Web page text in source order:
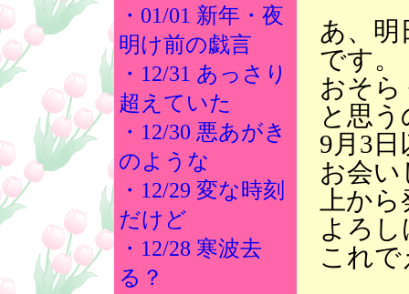
・01/01 新年・夜
明け前の戯言
・12/31 あっさり
超えていた
・12/30 悪あがき
のような
・12/29 変な時刻
だけど
・12/28 寒波去
る？
あ、明
です。
おそ
と思
9月3
お会
上か
よろ
これ